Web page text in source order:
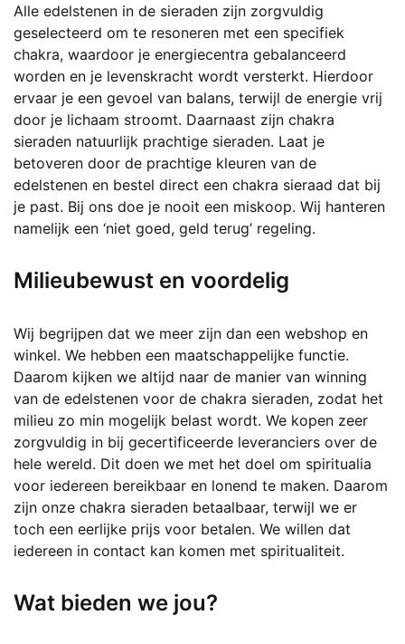
Alle edelstenen in de sieraden zijn zorgvuldig
geselecteerd om te resoneren met een specifiek
chakra, waardoor je energiecentra gebalanceerd
worden en je levenskracht wordt versterkt. Hierdoor
ervaar je een gevoel van balans, terwijl de energie vrij
door je lichaam stroomt. Daarnaast zijn chakra
sieraden natuurlijk prachtige sieraden. Laat je
betoveren door de prachtige kleuren van de
edelstenen en bestel direct een chakra sieraad dat bij
je past. Bij ons doe je nooit een miskoop. Wij hanteren
namelijk een ‘niet goed, geld terug’ regeling.
Milieubewust en voordelig
Wij begrijpen dat we meer zijn dan een webshop en
winkel. We hebben een maatschappelijke functie.
Daarom kijken we altijd naar de manier van winning
van de edelstenen voor de chakra sieraden, zodat het
milieu zo min mogelijk belast wordt. We kopen zeer
zorgvuldig in bij gecertificeerde leveranciers over de
hele wereld. Dit doen we met het doel om spiritualia
voor iedereen bereikbaar en lonend te maken. Daarom
zijn onze chakra sieraden betaalbaar, terwijl we er
toch een eerlijke prijs voor betalen. We willen dat
iedereen in contact kan komen met spiritualiteit.
Wat bieden we jou?